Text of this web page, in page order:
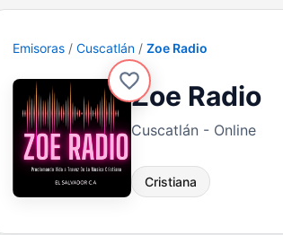
Emisoras Cuscatlán Zoe Radio
Zoe Radio
Cuscatlán - Online
Cristiana